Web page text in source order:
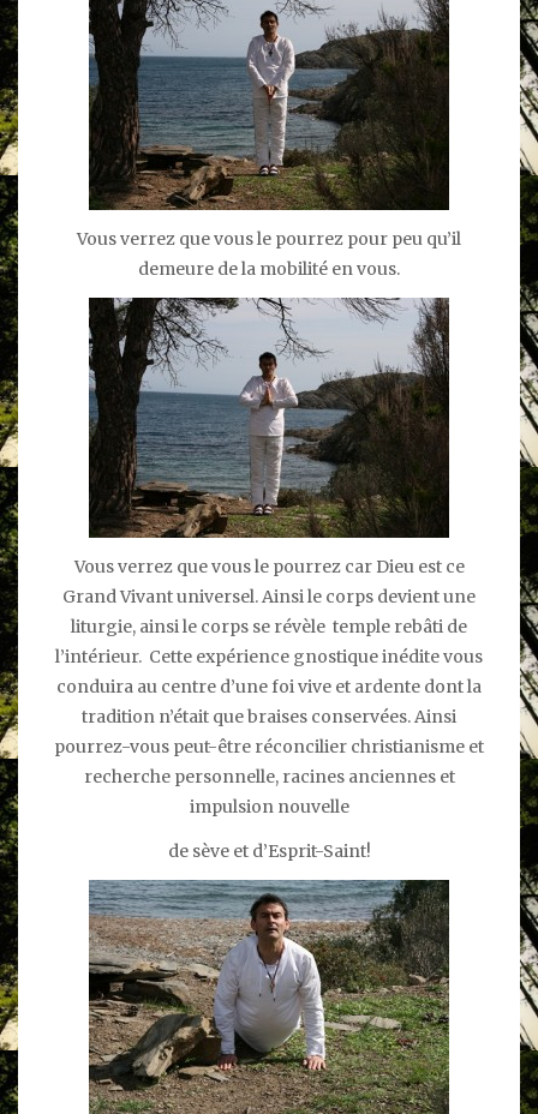
Vous verrez que vous le pourrez pour peu qu’il
demeure de la mobilité en vous.
Vous verrez que vous le pourrez car Dieu est ce
Grand Vivant universel. Ainsi le corps devient une
liturgie, ainsi le corps se révèle temple rebâti de
l’intérieur. Cette expérience gnostique inédite vous
conduira au centre d’une foi vive et ardente dont la
tradition n’était que braises conservées. Ainsi
pourrez-vous peut-être réconcilier christianisme et
recherche personnelle, racines anciennes et
impulsion nouvelle
de sève et d’Esprit-Saint!